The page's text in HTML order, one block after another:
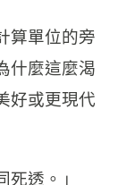
算單位的旁
什麼這麼渴
好或更現代
死透。」